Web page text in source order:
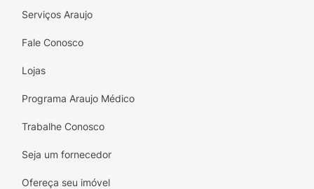
Serviços Araujo
Fale Conosco
Lojas
Programa Araujo Médico
Trabalhe Conosco
Seja um fornecedor
Ofereça seu imóvel